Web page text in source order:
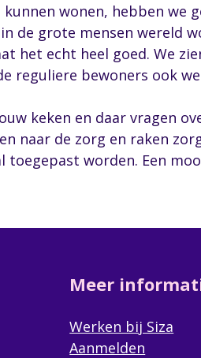
wonen, hebben we
de grote mensen wereld
het echt heel goed. We
reguliere bewoners ook
keken en daar vragen
naar de zorg en raken
worden. Een
Meer
Werken bij Siza
Aanmelden